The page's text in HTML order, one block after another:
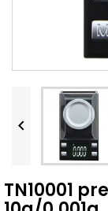

TN10001